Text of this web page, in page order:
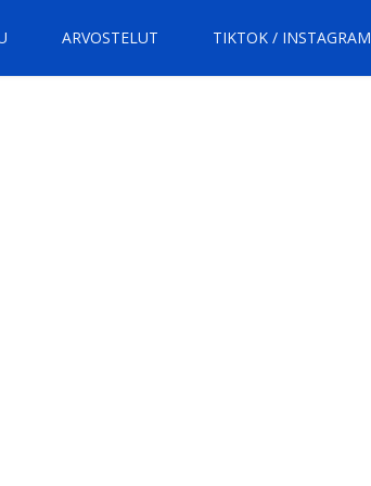
ARVOSTELUT TIKTOK / INSTAGRAM